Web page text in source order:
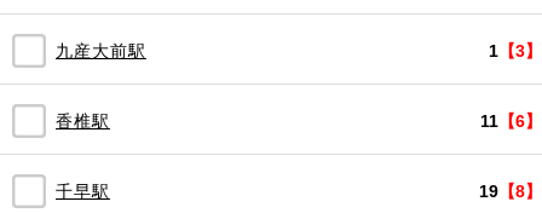
九産大前駅 【3】
1
香椎駅 【6】
11
千早駅 【8】
19